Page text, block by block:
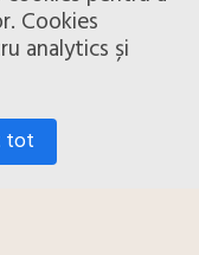
Cookies
analytics și
tot